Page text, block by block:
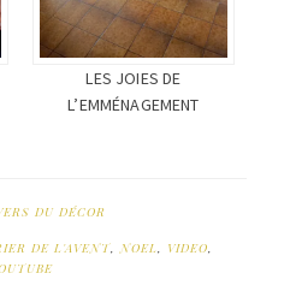
LES JOIES DE
L’EMMÉNAGEMENT
DU DÉCOR
DE L'AVENT,NOEL, VIDEO,